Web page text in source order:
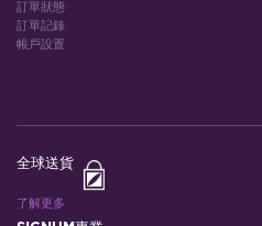
訂單狀態
訂單記錄
帳戶設置
全球送貨
了解更多